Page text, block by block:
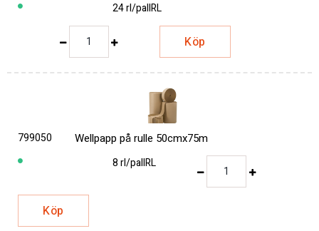
24 rl/pallRL
Köp
799050 Wellpapp på rulle 50cmx75m
8 rl/pallRL
Köp